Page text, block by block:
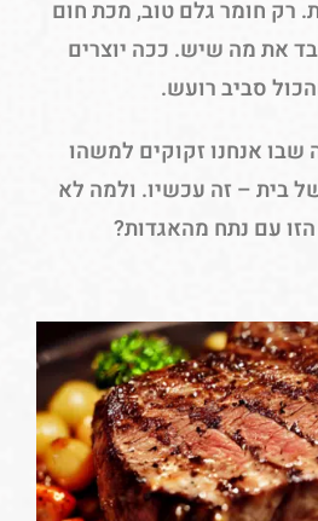
רק חומר גלם טוב, מכת חום
את מה שיש. ככה יוצרים
סביב רועש.
אנחנו זקוקים למשהו
בית – זה עכשיו. ולמה לא
עם נתח מהאגדות?